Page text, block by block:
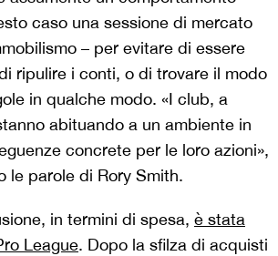
caso una sessione di mercato
– per evitare di essere
ripulire i conti, o di trovare il modo
in qualche modo. «I club, a
abituando a un ambiente in
concrete per le loro azioni»,
le parole di Rory Smith.
in termini di spesa, è stata
League. Dopo la sfilza di acquisti